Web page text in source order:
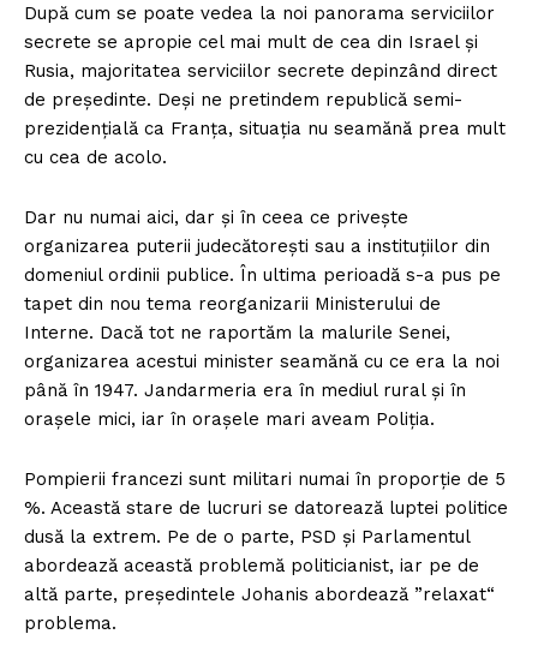
FREEDOM HOUSE ROMÂNIA
PRESShub
Despre noi / Echipa
Proiecte editoriale
Rețea
Contact
După cum se poate vedea la noi panorama serviciilor
secrete se apropie cel mai mult de cea din Israel și
Rusia, majoritatea serviciilor secrete depinzând direct
de președinte. Deși ne pretindem republică semi-
prezidențială ca Franța, situația nu seamănă prea mult
cu cea de acolo.
Dar nu numai aici, dar și în ceea ce privește
organizarea puterii judecătorești sau a instituțiilor din
domeniul ordinii publice. În ultima perioadă s-a pus pe
tapet din nou tema reorganizarii Ministerului de
Interne. Dacă tot ne raportăm la malurile Senei,
organizarea acestui minister seamănă cu ce era la noi
până în 1947. Jandarmeria era în mediul rural și în
orașele mici, iar în orașele mari aveam Poliția.
Pompierii francezi sunt militari numai în proporție de 5
%. Această stare de lucruri se datorează luptei politice
dusă la extrem. Pe de o parte, PSD și Parlamentul
abordează această problemă politicianist, iar pe de
altă parte, președintele Johanis abordează ”relaxat“
problema.